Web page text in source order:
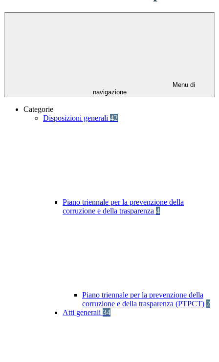
Menu di
navigazione
Categorie
Disposizioni generali 42
Piano triennale per la prevenzione della
corruzione e della trasparenza 4
Piano triennale per la prevenzione della
corruzione e della trasparenza (PTPCT) 2
Atti generali 34